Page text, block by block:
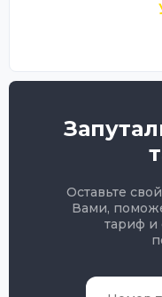
Оставьте
Вами,
тариф и